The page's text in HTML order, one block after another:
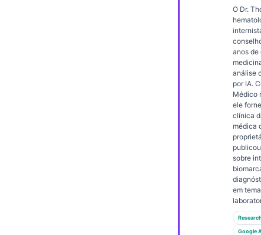
O Dr.
anos de
análise
por IA.
Médico
ele
clínica
médica
sobre
em
Google